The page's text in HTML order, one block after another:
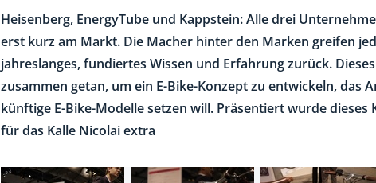
Heisenberg, EnergyTube und Kappstein: Alle drei
erst kurz am Markt. Die Macher hinter den Marken greifen
jahreslanges, fundiertes Wissen und Erfahrung zurück.
zusammen getan, um ein E-Bike-Konzept zu entwickeln, das
künftige E-Bike-Modelle setzen will. Präsentiert wurde dieses
für das Kalle Nicolai extra